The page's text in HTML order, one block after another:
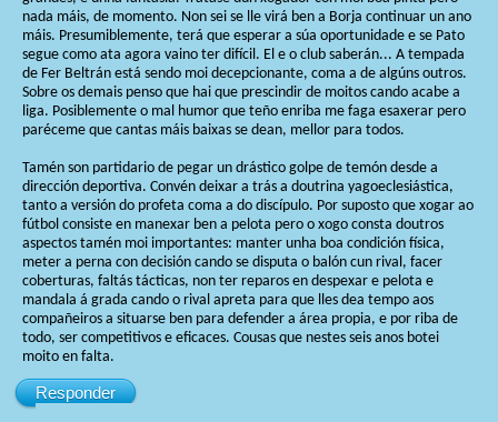
nada máis, de momento. Non sei se lle virá ben a Borja continuar un ano
máis. Presumiblemente, terá que esperar a súa oportunidade e se Pato
segue como ata agora vaino ter difícil. El e o club saberán... A tempada
de Fer Beltrán está sendo moi decepcionante, coma a de algúns outros.
Sobre os demais penso que hai que prescindir de moitos cando acabe a
liga. Posiblemente o mal humor que teño enriba me faga esaxerar pero
paréceme que cantas máis baixas se dean, mellor para todos.
Tamén son partidario de pegar un drástico golpe de temón desde a
dirección deportiva. Convén deixar a trás a doutrina yagoeclesiástica,
tanto a versión do profeta coma a do discípulo. Por suposto que xogar ao
fútbol consiste en manexar ben a pelota pero o xogo consta doutros
aspectos tamén moi importantes: manter unha boa condición física,
meter a perna con decisión cando se disputa o balón cun rival, facer
coberturas, faltás tácticas, non ter reparos en despexar e pelota e
mandala á grada cando o rival apreta para que lles dea tempo aos
compañeiros a situarse ben para defender a área propia, e por riba de
todo, ser competitivos e eficaces. Cousas que nestes seis anos botei
moito en falta.
Responder